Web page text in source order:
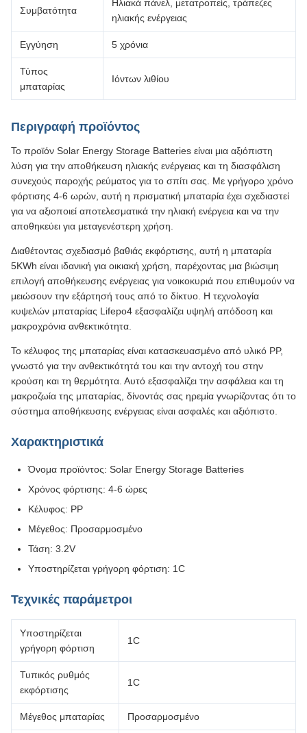
Συμβατότητα
Ηλιακά πάνελ, μετατροπείς, τράπεζες
ηλιακής ενέργειας
Εγγύηση 5 χρόνια
Τύπος
μπαταρίας
Ιόντων λιθίου
Περιγραφή προϊόντος
Το προϊόν Solar Energy Storage Batteries είναι μια αξιόπιστη
λύση για την αποθήκευση ηλιακής ενέργειας και τη διασφάλιση
συνεχούς παροχής ρεύματος για το σπίτι σας. Με γρήγορο χρόνο
φόρτισης 4-6 ωρών, αυτή η πρισματική μπαταρία έχει σχεδιαστεί
για να αξιοποιεί αποτελεσματικά την ηλιακή ενέργεια και να την
αποθηκεύει για μεταγενέστερη χρήση.
Διαθέτοντας σχεδιασμό βαθιάς εκφόρτισης, αυτή η μπαταρία
5KWh είναι ιδανική για οικιακή χρήση, παρέχοντας μια βιώσιμη
επιλογή αποθήκευσης ενέργειας για νοικοκυριά που επιθυμούν να
μειώσουν την εξάρτησή τους από το δίκτυο. Η τεχνολογία
κυψελών μπαταρίας Lifepo4 εξασφαλίζει υψηλή απόδοση και
μακροχρόνια ανθεκτικότητα.
Το κέλυφος της μπαταρίας είναι κατασκευασμένο από υλικό PP,
γνωστό για την ανθεκτικότητά του και την αντοχή του στην
κρούση και τη θερμότητα. Αυτό εξασφαλίζει την ασφάλεια και τη
μακροζωία της μπαταρίας, δίνοντάς σας ηρεμία γνωρίζοντας ότι το
σύστημα αποθήκευσης ενέργειας είναι ασφαλές και αξιόπιστο.
Χαρακτηριστικά
Όνομα προϊόντος: Solar Energy Storage Batteries
Χρόνος φόρτισης: 4-6 ώρες
Κέλυφος: PP
Μέγεθος: Προσαρμοσμένο
Τάση: 3.2V
Υποστηρίζεται γρήγορη φόρτιση: 1C
Τεχνικές παράμετροι
Υποστηρίζεται
γρήγορη φόρτιση
1C
Τυπικός ρυθμός
εκφόρτισης
1C
Μέγεθος μπαταρίας Προσαρμοσμένο